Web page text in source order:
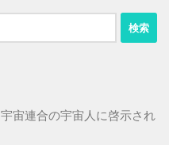
宙連合の宇宙人に啓示され